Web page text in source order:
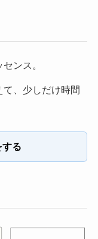
ンス。
、少しだけ時間
る